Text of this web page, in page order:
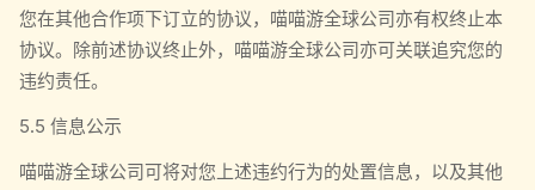
您在其他合作项下订立的协议，喵喵游全球公司亦有权终止本
协议。除前述协议终止外，喵喵游全球公司亦可关联追究您的
违约责任。
5.5 信息公示
喵喵游全球公司可将对您上述违约行为的处置信息，以及其他